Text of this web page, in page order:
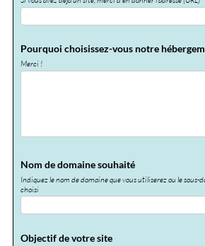
Pourquoi choisissez-vous notre
Merci !
Nom de domaine souhaité
Indiquez le nom de domaine que vous utiliserez ou le sous-
choisi
Objectif de votre site